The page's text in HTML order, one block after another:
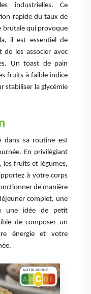
industrielles. Ce
rapide du taux de
brutale qui provoque
il est essentiel de
de les associer avec
Un toast de pain
fruits à faible indice
stabiliser la glycémie
dans sa routine est
En privilégiant
les fruits et légumes,
à votre corps
de manière
complet, une
une idée de petit
de composer un
énergie et votre